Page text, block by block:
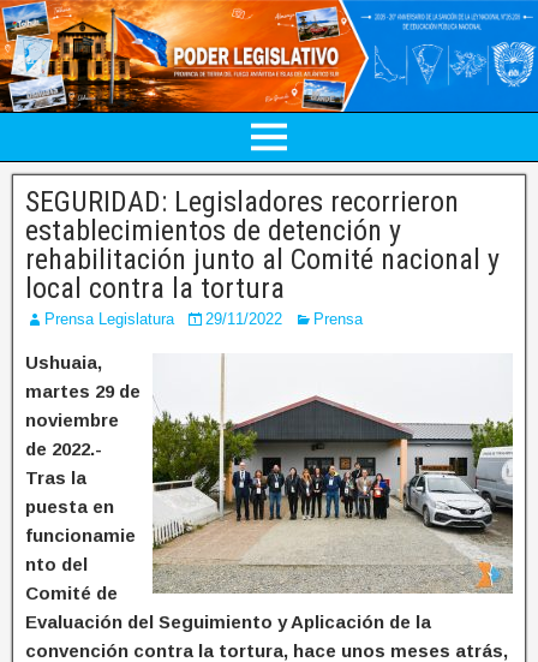
SEGURIDAD: Legisladores recorrieron
establecimientos de detención y
rehabilitación junto al Comité nacional y
local contra la tortura
Prensa Legislatura 29/11/2022 Prensa
Ushuaia,
martes 29 de
noviembre
de 2022.-
Tras la
puesta en
funcionamie
nto del
Comité de
Evaluación del Seguimiento y Aplicación de la
convención contra la tortura, hace unos meses atrás,